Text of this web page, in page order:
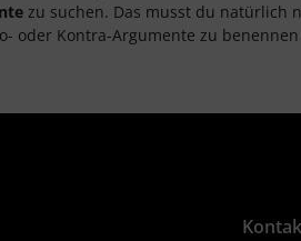
zu suchen. Das musst du natürlich
oder Kontra-Argumente zu